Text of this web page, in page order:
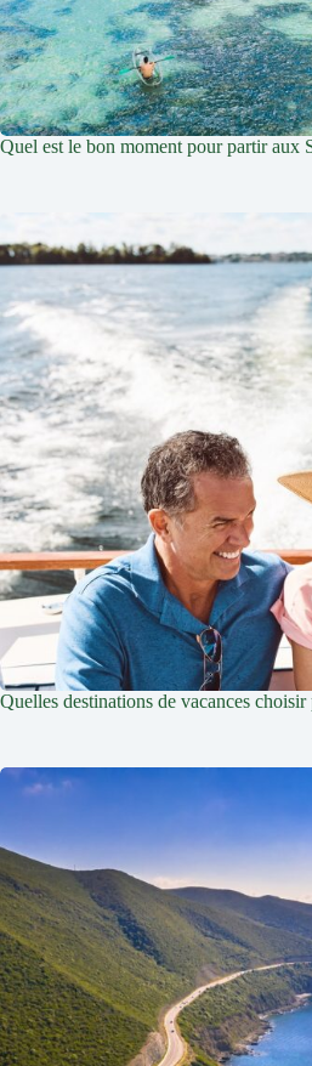
Quel est le bon moment pour partir aux
Quelles destinations de vacances choisir